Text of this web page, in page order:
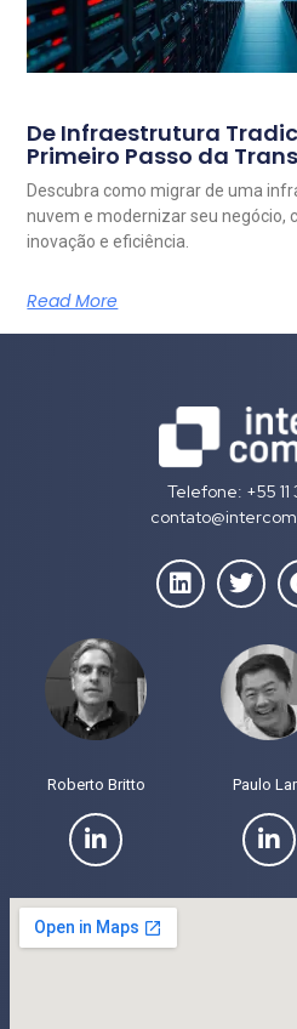
De Infraestrutura
Primeiro Passo da
Descubra como migrar de uma
nuvem e modernizar seu negócio,
inovação e eficiência.
Read More
Telefone: +55 11
Roberto Britto Paulo